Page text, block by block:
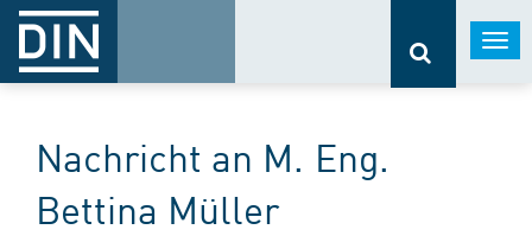
Nachricht an M. Eng.
Bettina Müller